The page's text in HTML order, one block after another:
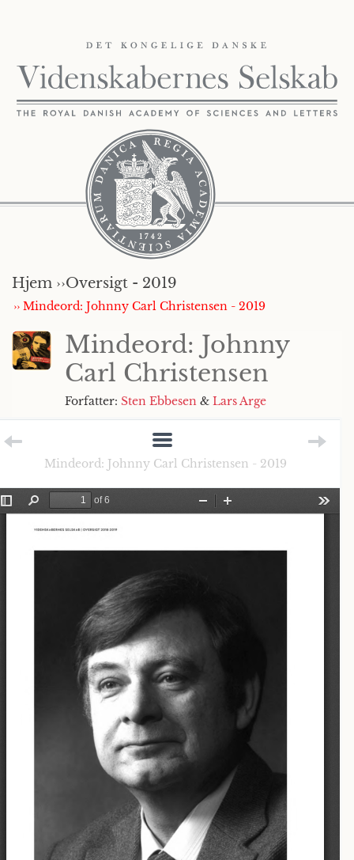
Hjem ››Oversigt - 2019
›› Mindeord: Johnny Carl Christensen - 2019
Mindeord: Johnny
Carl Christensen
Forfatter: Sten Ebbesen & Lars Arge
Mindeord: Johnny Carl Christensen - 2019